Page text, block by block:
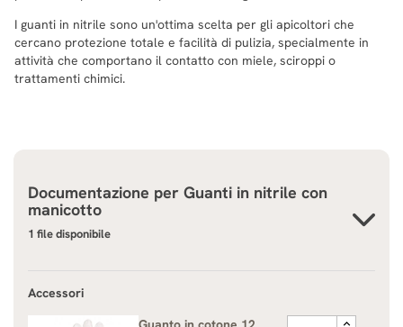
I guanti in nitrile sono un'ottima scelta per gli apicoltori che
cercano protezione totale e facilità di pulizia, specialmente in
attività che comportano il contatto con miele, sciroppi o
trattamenti chimici.
Documentazione per Guanti in nitrile con
manicotto
1 file disponibile
Accessori